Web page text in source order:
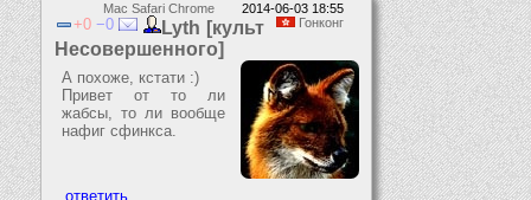
2014-06-03 18:55
Mac Safari Chrome
Гонконг
0 0
Lyth [культ
Несовершенного]
А похоже, кстати :)
Привет от то ли
жабсы, то ли вообще
нафиг сфинкса.